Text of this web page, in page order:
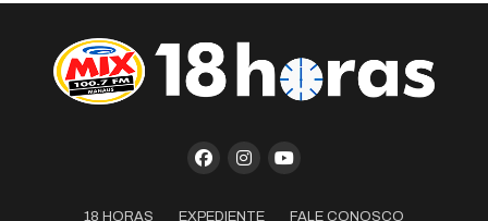
18 HORAS EXPEDIENTE FALE CONOSCO